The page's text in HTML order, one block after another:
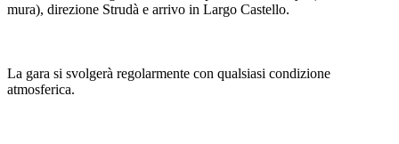
mura), direzione Strudà e arrivo in Largo Castello.
La gara si svolgerà regolarmente con qualsiasi condizione
atmosferica.